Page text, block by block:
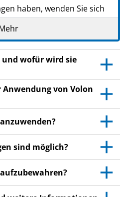
haben, wenden Sie sich
Ihnen persönlich
es nicht an Dritte weiter.
schaden, auch wenn
haben wie Sie.
bemerken, wenden Sie
Apotheker. Dies gilt auch
sind. Siehe Abschnitt
und wofür wird sie
Anwendung von Volon
sind möglich?